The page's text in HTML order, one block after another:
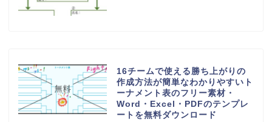
16チームで使える勝ち上がりの
作成方法が簡単なわかりやすいト
ーナメント表のフリー素材・
Word・Excel・PDFのテンプレ
ートを無料ダウンロード